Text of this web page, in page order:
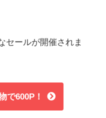
セールが開催されま
で600P！